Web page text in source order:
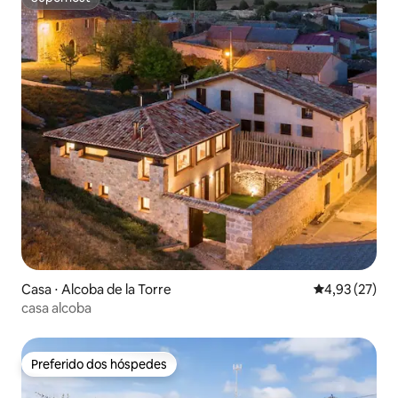
Superhost
Casa ⋅ Alcoba de la Torre 4,93 de uma
4,93 (27)
casa alcoba
Preferido dos hóspedes
Preferido dos hóspedes